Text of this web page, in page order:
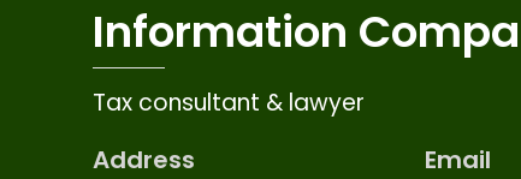
Information
Tax consultant & lawyer
Address Email